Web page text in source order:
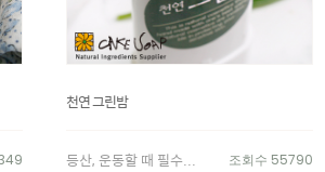
천연 그린밤
등산, 운동할 때 필수... 조회수 55790